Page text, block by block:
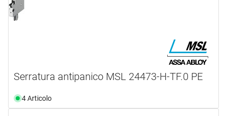
Serratura antipanico MSL 24473-H-TF.0 PE
4 Articolo